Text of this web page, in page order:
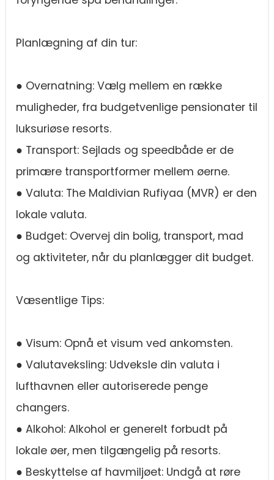
Planlægning af din tur:
● Overnatning: Vælg mellem en række
muligheder, fra budgetvenlige pensionater til
luksuriøse resorts.
● Transport: Sejlads og speedbåde er de
primære transportformer mellem øerne.
● Valuta: The Maldivian Rufiyaa (MVR) er den
lokale valuta.
● Budget: Overvej din bolig, transport, mad
og aktiviteter, når du planlægger dit budget.
Væsentlige Tips:
● Visum: Opnå et visum ved ankomsten.
● Valutaveksling: Udveksle din valuta i
lufthavnen eller autoriserede penge
changers.
● Alkohol: Alkohol er generelt forbudt på
lokale øer, men tilgængelig på resorts.
● Beskyttelse af havmiljøet: Undgå at røre